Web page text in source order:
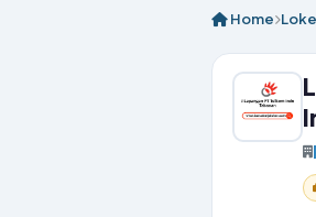
Home